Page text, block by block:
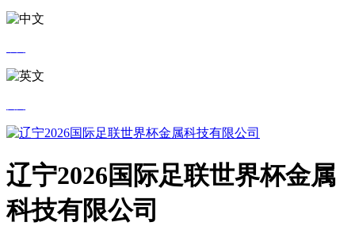
辽宁2026国际足联世界杯金属
科技有限公司